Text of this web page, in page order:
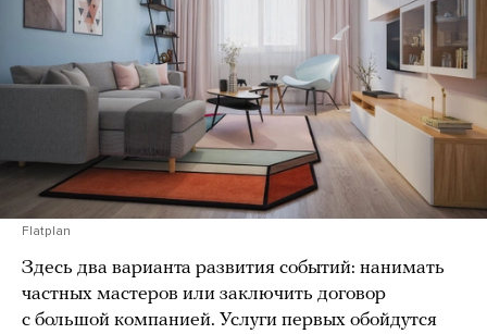
Flatplan
Здесь два варианта развития событий: нанимать
частных мастеров или заключить договор
с большой компанией. Услуги первых обойдутся